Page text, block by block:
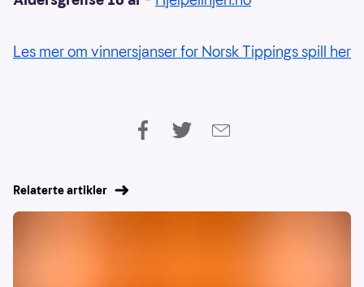
Les mer om vinnersjanser for Norsk Tippings spill her
Relaterte artikler